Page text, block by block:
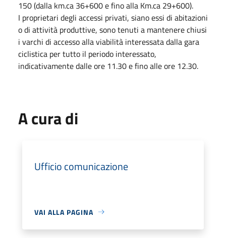
150 (dalla km.ca 36+600 e fino alla Km.ca 29+600).
I proprietari degli accessi privati, siano essi di abitazioni
o di attività produttive, sono tenuti a mantenere chiusi
i varchi di accesso alla viabilità interessata dalla gara
ciclistica per tutto il periodo interessato,
indicativamente dalle ore 11.30 e fino alle ore 12.30.
A cura di
Ufficio comunicazione
VAI ALLA PAGINA